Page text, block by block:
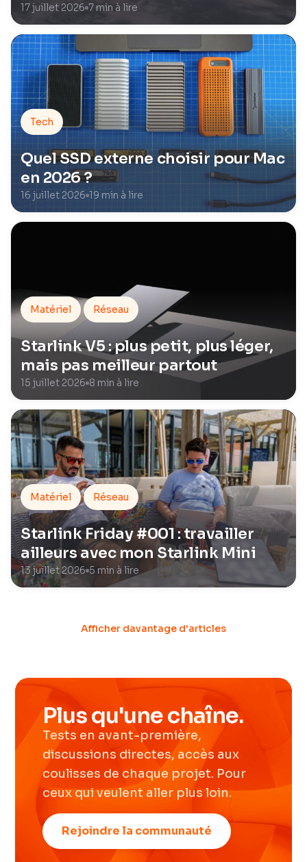
17 juillet 2026 7 min à lire
Tech
Quel SSD externe choisir pour Mac
en 2026 ?
16 juillet 2026 19 min à lire
Matériel Réseau
Starlink V5 : plus petit, plus léger,
mais pas meilleur partout
15 juillet 2026 8 min à lire
Matériel Réseau
Starlink Friday #001 : travailler
ailleurs avec mon Starlink Mini
13 juillet 2026 5 min à lire
Afficher davantage d'articles
Plus qu'une chaîne.
Tests en avant-première,
discussions directes, accès aux
coulisses de chaque projet. Pour
ceux qui veulent aller plus loin.
Rejoindre la communauté